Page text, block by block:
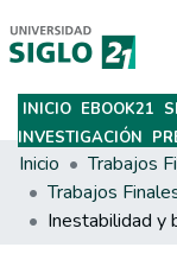
Subir
INICIO EBOOK21
INVESTIGACIÓN
Inicio
Trabajos